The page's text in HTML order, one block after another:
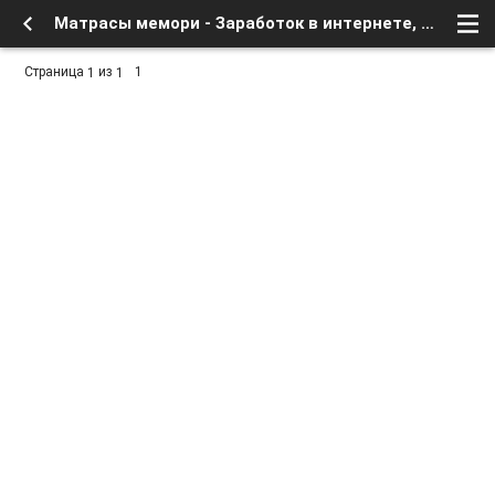
Матрасы мемори - Заработок в интернете, бесплатное в сети - Курилка - интересное в сети - Форум о спутниковом тв и интернете
Страница 1 из 1 1